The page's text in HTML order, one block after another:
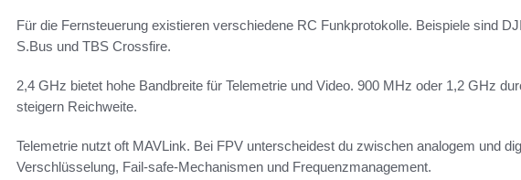
Für die Fernsteuerung existieren verschiedene RC Funkprotokolle. Beispiele sind
S.Bus und TBS Crossfire.
2,4 GHz bietet hohe Bandbreite für Telemetrie und Video. 900 MHz oder 1,2 GHz
steigern Reichweite.
Telemetrie nutzt oft MAVLink. Bei FPV unterscheidest du zwischen analogem und
Verschlüsselung, Fail-safe-Mechanismen und Frequenzmanagement.